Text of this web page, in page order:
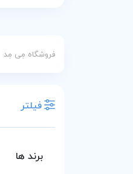
فروشگاه مِی مِد
فیلتر
برند ها